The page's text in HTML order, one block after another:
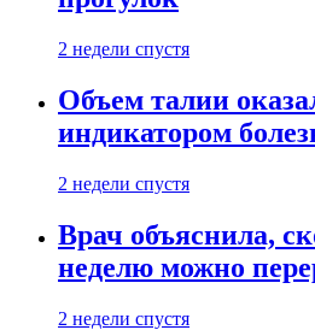
2 недели спустя
Объем талии
индикатором
2 недели спустя
Врач объяснила,
неделю можно
2 недели спустя